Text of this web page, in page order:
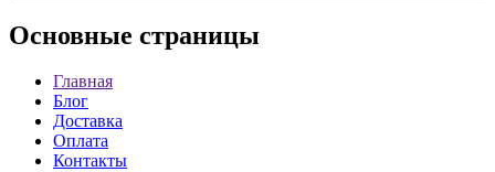
Основные страницы
Главная
Блог
Доставка
Оплата
Контакты